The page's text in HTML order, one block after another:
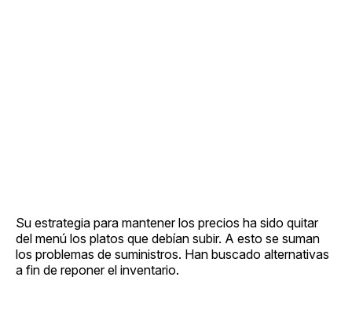
Su estrategia para mantener los precios ha sido quitar
del menú los platos que debían subir. A esto se suman
los problemas de suministros. Han buscado alternativas
a fin de reponer el inventario.